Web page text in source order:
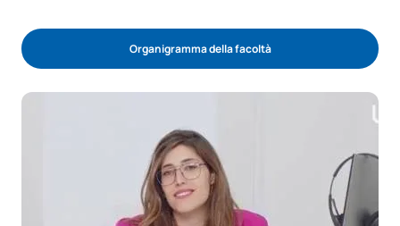
Organigramma della facoltà